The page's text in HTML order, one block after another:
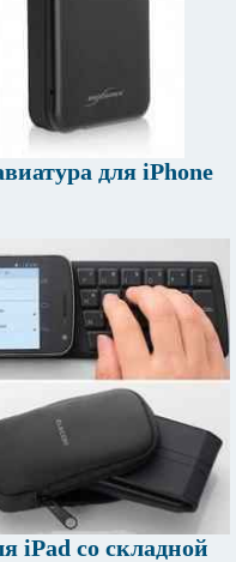
для iPhone
iPad со складной